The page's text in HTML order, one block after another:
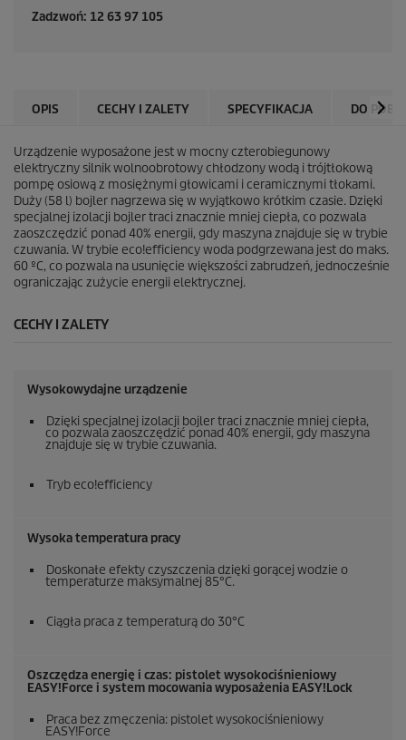
Zadzwoń: 12 63 97 105
OPIS CECHY I ZALETY SPECYFIKACJA DO
Urządzenie wyposażone jest w mocny czterobiegunowy
elektryczny silnik wolnoobrotowy chłodzony wodą i trójtłokową
pompę osiową z mosiężnymi głowicami i ceramicznymi tłokami.
Duży (58 l) bojler nagrzewa się w wyjątkowo krótkim czasie. Dzięki
specjalnej izolacji bojler traci znacznie mniej ciepła, co pozwala
zaoszczędzić ponad 40% energii, gdy maszyna znajduje się w trybie
czuwania. W trybie eco!efficiencywoda podgrzewana jest do maks.
60 ºC, co pozwala na usunięcie większości zabrudzeń, jednocześnie
ograniczając zużycie energii elektrycznej.
CECHY I ZALETY
Wysokowydajne urządzenie
Dzięki specjalnej izolacji bojler traci znacznie mniej ciepła,
co pozwala zaoszczędzić ponad 40% energii, gdy maszyna
znajduje się w trybie czuwania.
Tryb eco!efficiency
Wysoka temperatura pracy
Doskonałe efekty czyszczenia dzięki gorącej wodzie o
temperaturze maksymalnej 85°C.
Ciągła praca z temperaturą do 30°C
Oszczędza energię i czas: pistolet wysokociśnieniowy
EASY!Force i system mocowania wyposażenia EASY!Lock
Praca bez zmęczenia: pistolet wysokociśnieniowy
EASY!Force